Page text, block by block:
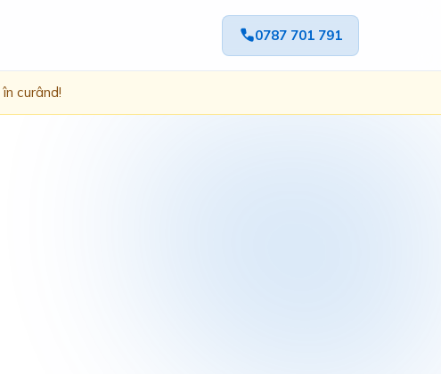
0787 701 791
curând!